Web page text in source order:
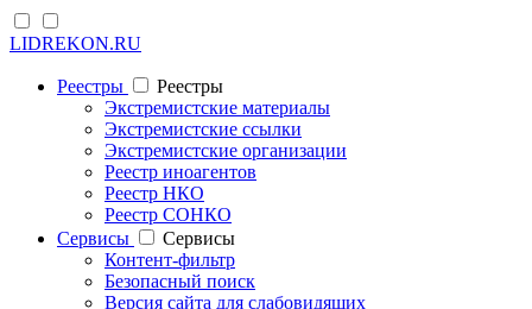
LIDREKON.RU
Реестры
Реестры
Экстремистские материалы
Экстремистские ссылки
Экстремистские организации
Реестр иноагентов
Реестр НКО
Реестр СОНКО
Cервисы
Cервисы
Контент-фильтр
Безопасный поиск
Версия сайта для слабовидящих